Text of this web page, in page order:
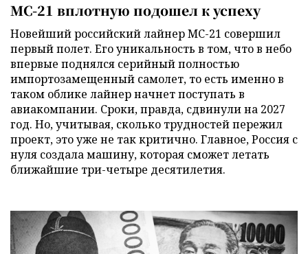
МС-21 вплотную подошел к успеху
Новейший российский лайнер МС-21 совершил
первый полет. Его уникальность в том, что в небо
впервые поднялся серийный полностью
импортозамещенный самолет, то есть именно в
таком облике лайнер начнет поступать в
авиакомпании. Сроки, правда, сдвинули на 2027
год. Но, учитывая, сколько трудностей пережил
проект, это уже не так критично. Главное, Россия с
нуля создала машину, которая сможет летать
ближайшие три-четыре десятилетия.